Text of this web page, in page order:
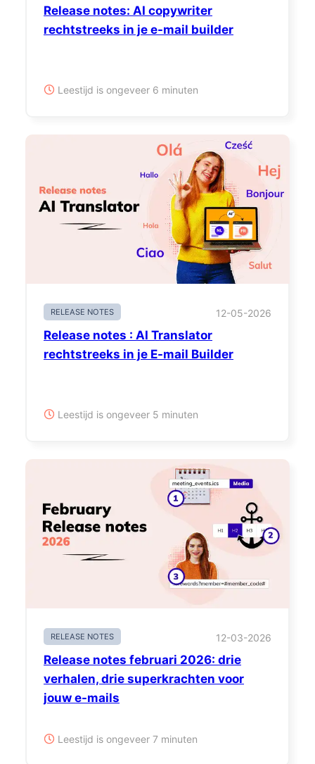
Release notes: AI copywriter
rechtstreeks in je e-mail builder
Leestijd is ongeveer 6 minuten
RELEASE NOTES 12-05-2026
Release notes : AI Translator
rechtstreeks in je E-mail Builder
Leestijd is ongeveer 5 minuten
RELEASE NOTES 12-03-2026
Release notes februari 2026: drie
verhalen, drie superkrachten voor
jouw e-mails
Leestijd is ongeveer 7 minuten